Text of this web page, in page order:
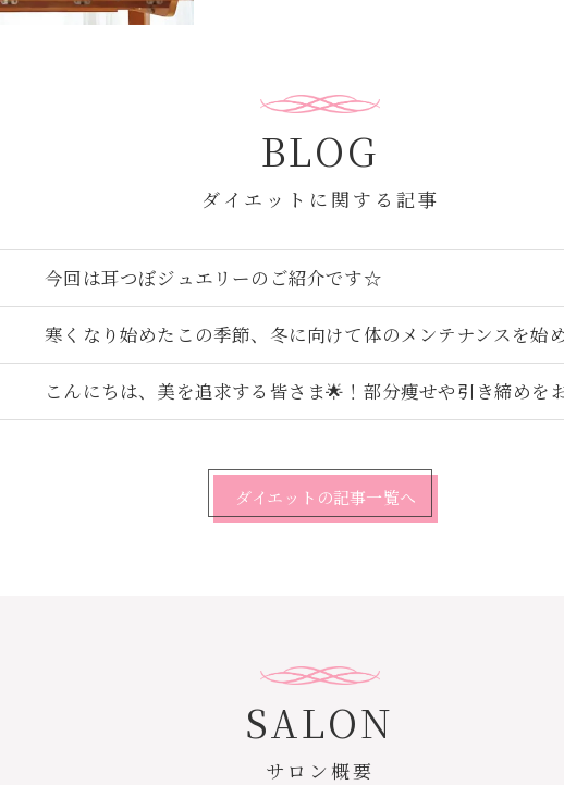
ダイエットに関する記事
BLOG
今回は耳つぼジュエリーのご紹介です☆
寒くなり始めたこの季節、冬に向けて体のメンテナンスを始
こんにちは、美を追求する皆さま🌟！部分痩せや引き締めを
ダイエットの記事一覧へ
サロン概要
SALON